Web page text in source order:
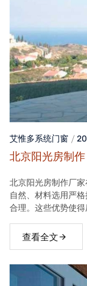
艾惟多系统门窗
北京阳光房制
北京阳光房制作厂
自然、材料选用严
合理。这些优势使
查看全文